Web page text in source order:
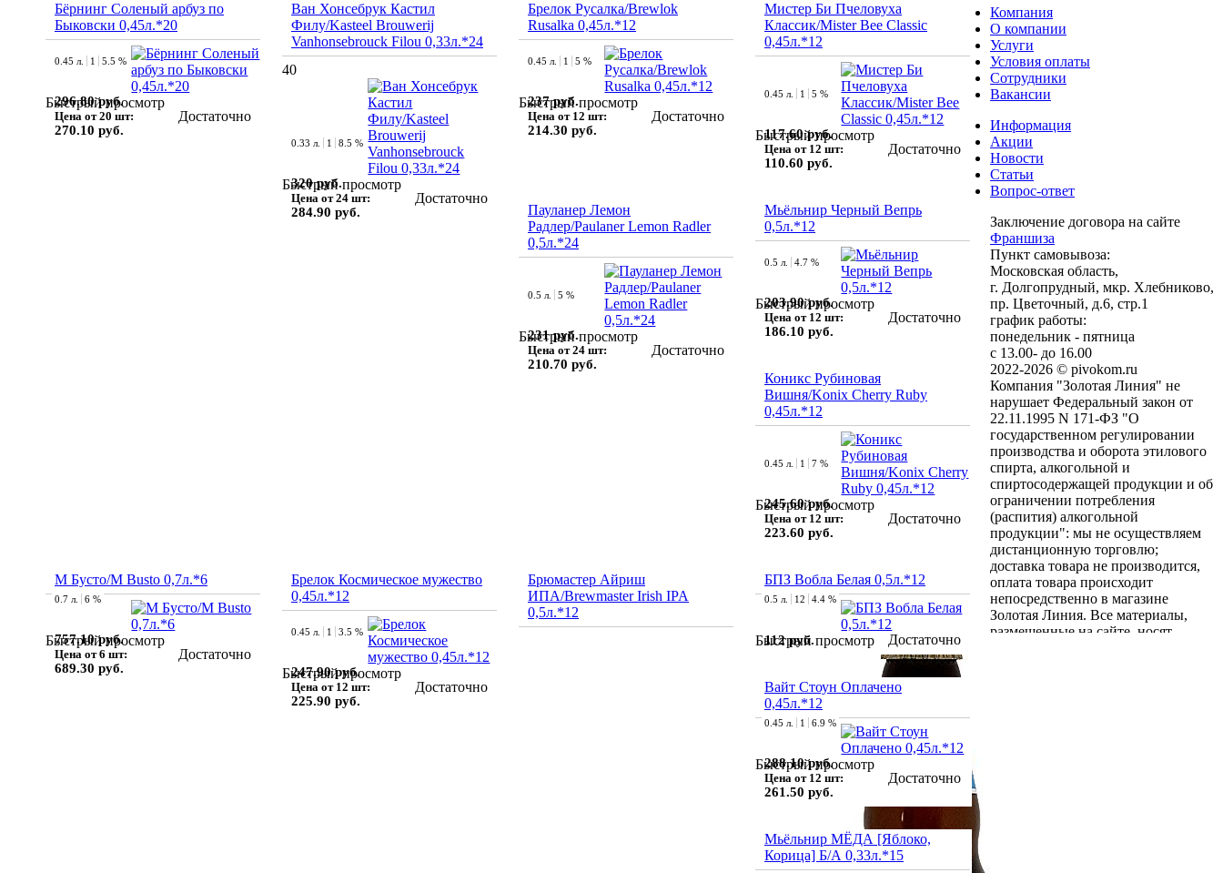
Бёрнинг Соленый арбуз по
Быковски 0,45л.*20
Быстрый просмотр
0.45 л. 1 5.5 %
296.80 руб.
Цена от 20 шт:
270.10 руб.
Достаточно
Ван Хонсебрук Кастил
Филу/Kasteel Brouwerij
Vanhonsebrouck Filou 0,33л.*24
40
Быстрый просмотр
0.33 л. 1 8.5 %
320 руб.
Цена от 24 шт:
284.90 руб.
Достаточно
Брелок Русалка/Brewlok
Rusalka 0,45л.*12
Быстрый просмотр
0.45 л. 1 5 %
237 руб.
Цена от 12 шт:
214.30 руб.
Достаточно
Мистер Би Пчеловуха
Классик/Mister Bee Classic
0,45л.*12
Быстрый просмотр
0.45 л. 1 5 %
117.60 руб.
Цена от 12 шт:
110.60 руб.
Достаточно
Пауланер Лемон
Радлер/Paulaner Lemon Radler
0,5л.*24
Быстрый просмотр
0.5 л. 5 %
231 руб.
Цена от 24 шт:
210.70 руб.
Достаточно
Мьёльнир Черный Вепрь
0,5л.*12
Быстрый просмотр
0.5 л. 4.7 %
203.90 руб.
Цена от 12 шт:
186.10 руб.
Достаточно
Коникс Рубиновая
Вишня/Konix Cherry Ruby
0,45л.*12
Быстрый просмотр
0.45 л. 1 7 %
245.60 руб.
Цена от 12 шт:
223.60 руб.
Достаточно
М Бусто/M Busto 0,7л.*6
Быстрый просмотр
0.7 л. 6 %
757.10 руб.
Цена от 6 шт:
689.30 руб.
Достаточно
Брелок Космическое мужество
0,45л.*12
Быстрый просмотр
0.45 л. 1 3.5 %
247.90 руб.
Цена от 12 шт:
225.90 руб.
Достаточно
Брюмастер Айриш
ИПА/Brewmaster Irish IPA
0,5л.*12
БПЗ Вобла Белая 0,5л.*12
Быстрый просмотр
0.5 л. 12 4.4 %
112 руб. Достаточно
Вайт Стоун Оплачено
0,45л.*12
Быстрый просмотр
0.45 л. 1 6.9 %
288.10 руб.
Цена от 12 шт:
261.50 руб.
Достаточно
Мьёльнир МЁДА [Яблоко,
Корица] Б/А 0,33л.*15
Компания
О компании
Услуги
Условия оплаты
Сотрудники
Вакансии
Информация
Акции
Новости
Статьи
Вопрос-ответ
Заключение договора на сайте
Франшиза
Пункт самовывоза:
Московская область,
г. Долгопрудный, мкр. Хлебниково,
пр. Цветочный, д.6, стр.1
график работы:
понедельник - пятница
с 13.00- до 16.00
2022-2026 © pivokom.ru
Компания "Золотая Линия" не
нарушает Федеральный закон от
22.11.1995 N 171-ФЗ "О
государственном регулировании
производства и оборота этилового
спирта, алкогольной и
спиртосодержащей продукции и об
ограничении потребления
(распития) алкогольной
продукции": мы не осуществляем
дистанционную торговлю;
доставка товара не производится,
оплата товара происходит
непосредственно в магазине
Золотая Линия. Все материалы,
размещенные на сайте, носят